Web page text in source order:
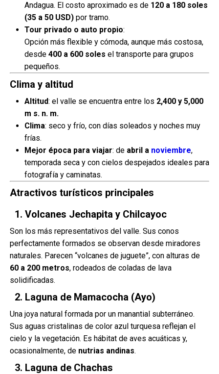
Andagua. El costo aproximado es de 120 a 180 soles
(35 a 50 USD) por tramo.
Tour privado o auto propio:
Opción más flexible y cómoda, aunque más costosa,
desde 400 a 600 soles el transporte para grupos
pequeños.
Clima y altitud
Altitud: el valle se encuentra entre los 2,400 y 5,000
m s. n. m.
Clima: seco y frío, con días soleados y noches muy
frías.
Mejor época para viajar: de abril a noviembre,
temporada seca y con cielos despejados ideales para
fotografía y caminatas.
Atractivos turísticos principales
1. Volcanes Jechapita y Chilcayoc
Son los más representativos del valle. Sus conos
perfectamente formados se observan desde miradores
naturales. Parecen “volcanes de juguete”, con alturas de
60 a 200 metros, rodeados de coladas de lava
solidificadas.
2. Laguna de Mamacocha (Ayo)
Una joya natural formada por un manantial subterráneo.
Sus aguas cristalinas de color azul turquesa reflejan el
cielo y la vegetación. Es hábitat de aves acuáticas y,
ocasionalmente, de nutrias andinas.
3. Laguna de Chachas